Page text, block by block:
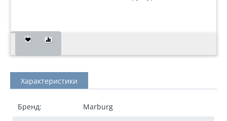
Характеристики
Бренд: Marburg